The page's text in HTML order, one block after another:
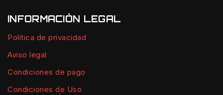
INFORMACIÓN LEGAL
Política de privacidad
Aviso legal
Condiciones de pago
Condiciones de Uso